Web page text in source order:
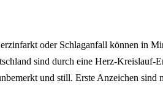
oder Schlaganfall können in
sind durch eine Herz-Kreislauf-
und still. Erste Anzeichen sind